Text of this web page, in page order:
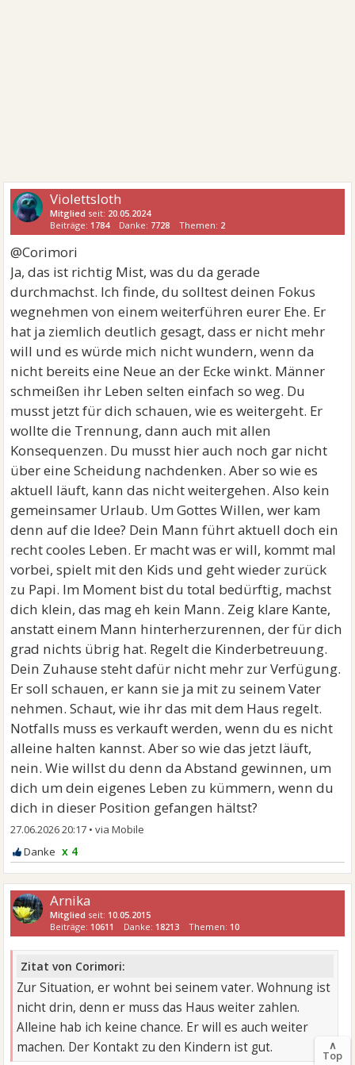
Violettsloth
Mitglied seit: 20.05.2024
Beiträge: 1784 Danke: 7728 Themen: 2
@Corimori
Ja, das ist richtig Mist, was du da gerade
durchmachst. Ich finde, du solltest deinen Fokus
wegnehmen von einem weiterführen eurer Ehe. Er
hat ja ziemlich deutlich gesagt, dass er nicht mehr
will und es würde mich nicht wundern, wenn da
nicht bereits eine Neue an der Ecke winkt. Männer
schmeißen ihr Leben selten einfach so weg. Du
musst jetzt für dich schauen, wie es weitergeht. Er
wollte die Trennung, dann auch mit allen
Konsequenzen. Du musst hier auch noch gar nicht
über eine Scheidung nachdenken. Aber so wie es
aktuell läuft, kann das nicht weitergehen. Also kein
gemeinsamer Urlaub. Um Gottes Willen, wer kam
denn auf die Idee? Dein Mann führt aktuell doch ein
recht cooles Leben. Er macht was er will, kommt mal
vorbei, spielt mit den Kids und geht wieder zurück
zu Papi. Im Moment bist du total bedürftig, machst
dich klein, das mag eh kein Mann. Zeig klare Kante,
anstatt einem Mann hinterherzurennen, der für dich
grad nichts übrig hat. Regelt die Kinderbetreuung.
Dein Zuhause steht dafür nicht mehr zur Verfügung.
Er soll schauen, er kann sie ja mit zu seinem Vater
nehmen. Schaut, wie ihr das mit dem Haus regelt.
Notfalls muss es verkauft werden, wenn du es nicht
alleine halten kannst. Aber so wie das jetzt läuft,
nein. Wie willst du denn da Abstand gewinnen, um
dich um dein eigenes Leben zu kümmern, wenn du
dich in dieser Position gefangen hältst?
27.06.2026 20:17 •
x 4
Arnika
Mitglied seit: 10.05.2015
Beiträge: 10611 Danke: 18213 Themen: 10
Zitat von Corimori:
Zur Situation, er wohnt bei seinem vater. Wohnung ist
nicht drin, denn er muss das Haus weiter zahlen.
Alleine hab ich keine chance. Er will es auch weiter
machen. Der Kontakt zu den Kindern ist gut.
∧
Top